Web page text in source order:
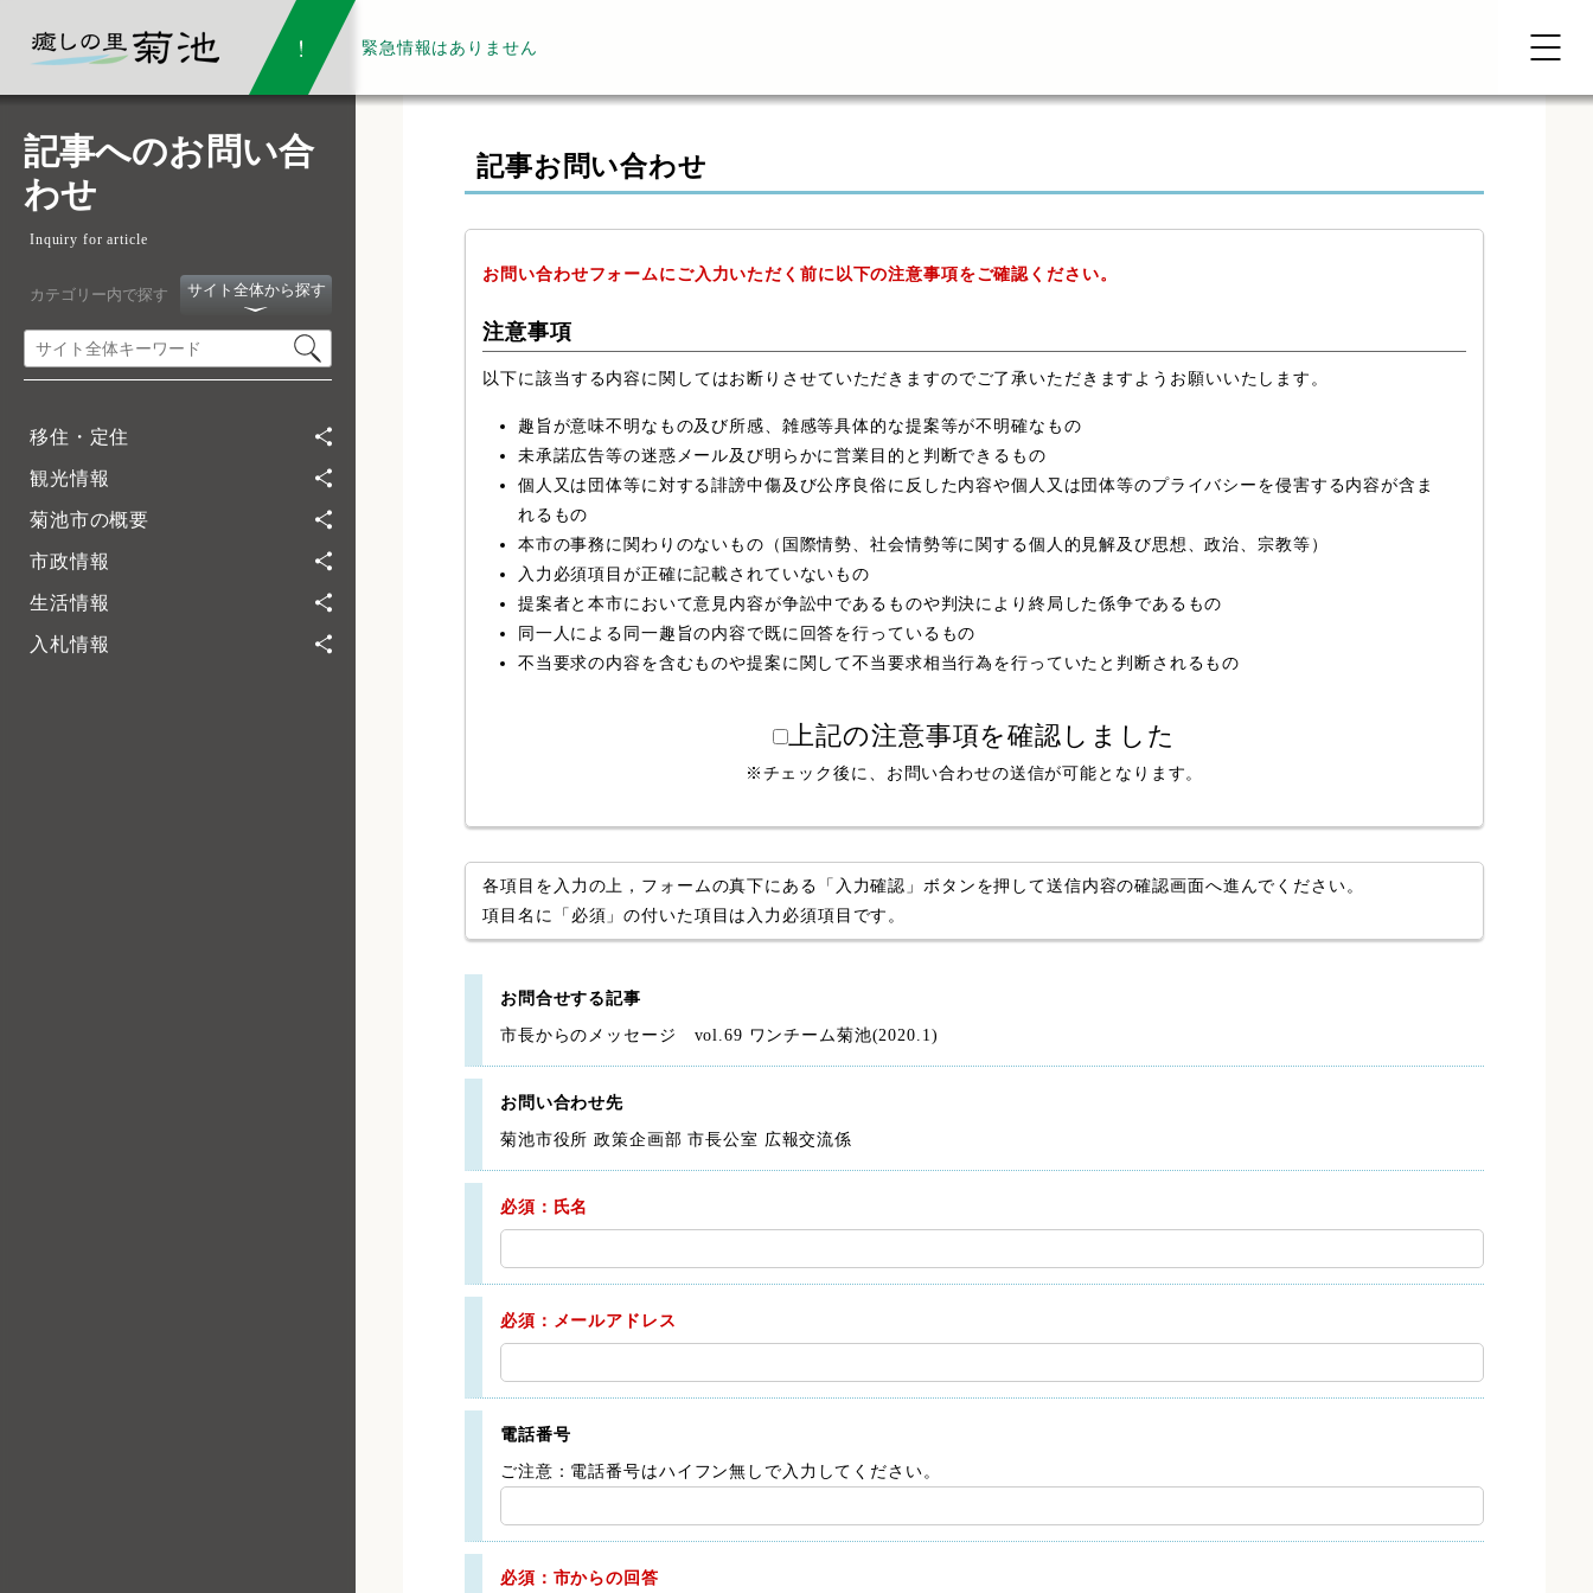
緊急情報はありません
記事へのお問い合
わせ
Inquiry for article
カテゴリー内で探す サイト全体から探す
移住・定住
観光情報
菊池市の概要
市政情報
生活情報
入札情報
記事お問い合わせ
お問い合わせフォームにご入力いただく前に以下の注意事項をご確認ください。
注意事項
以下に該当する内容に関してはお断りさせていただきますのでご了承いただきますようお願いいたします。
趣旨が意味不明なもの及び所感、雑感等具体的な提案等が不明確なもの
未承諾広告等の迷惑メール及び明らかに営業目的と判断できるもの
個人又は団体等に対する誹謗中傷及び公序良俗に反した内容や個人又は団体等のプライバシーを侵害する内容が含ま
れるもの
本市の事務に関わりのないもの（国際情勢、社会情勢等に関する個人的見解及び思想、政治、宗教等）
入力必須項目が正確に記載されていないもの
提案者と本市において意見内容が争訟中であるものや判決により終局した係争であるもの
同一人による同一趣旨の内容で既に回答を行っているもの
不当要求の内容を含むものや提案に関して不当要求相当行為を行っていたと判断されるもの
上記の注意事項を確認しました
※チェック後に、お問い合わせの送信が可能となります。
各項目を入力の上，フォームの真下にある「入力確認」ボタンを押して送信内容の確認画面へ進んでください。
項目名に「必須」の付いた項目は入力必須項目です。
お問合せする記事
市長からのメッセージ vol.69 ワンチーム菊池(2020.1)
お問い合わせ先
菊池市役所 政策企画部 市長公室 広報交流係
必須：氏名
必須：メールアドレス
電話番号
ご注意：電話番号はハイフン無しで入力してください。
必須：市からの回答